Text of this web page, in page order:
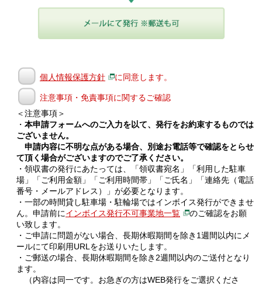
個人情報保護方針 に同意します。
注意事項・免責事項に関するご確認
＜注意事項＞
・ 本申請フォームへのご入力を以て、発行をお約束するものでは
ございません。
申請内容に不明な点がある場合、別途お電話等で確認をとらせ
て頂く場合がございますのでご了承ください。
・領収書の発行にあたっては、「領収書宛名」「利用した駐車
場」「ご利用金額」「ご利用時間帯」「ご氏名」「連絡先（電話
番号・メールアドレス）」が必要となります。
・一部の時間貸し駐車場・駐輪場ではインボイス発行ができませ
ん。申請前にインボイス発行不可事業地一覧
のご確認をお願
い致します。
・ご申請に問題がない場合、長期休暇期間を除き1週間以内にメ
ールにて印刷用URLをお送りいたします。
・ご郵送の場合、長期休暇期間を除き2週間以内のご送付となり
ます。
（内容は同一です。お急ぎの方はWEB発行をご選択くださ